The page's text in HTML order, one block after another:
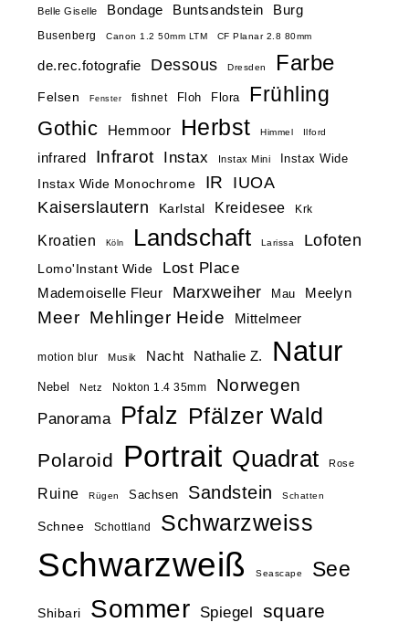
Belle Giselle Bondage Buntsandstein Burg
Busenberg Canon 1.2 50mm LTM CF Planar 2.8 80mm
de.rec.fotografie Dessous Dresden Farbe
Felsen Fenster fishnet Floh Flora Frühling
Gothic Hemmoor Herbst Himmel Ilford
infrared Infrarot Instax Instax Mini
Instax Wide
Instax Wide Monochrome
IR
IUOA
Kaiserslautern
Karlstal Kreidesee Krk
Kroatien Köln Landschaft Larissa Lofoten
Lomo'Instant Wide Lost Place
Mademoiselle Fleur Marxweiher Mau Meelyn
Meer Mehlinger Heide Mittelmeer
motion blur Musik Nacht Nathalie Z. Natur
Nebel Netz Nokton 1.4 35mm Norwegen
Panorama Pfalz Pfälzer Wald
Polaroid Portrait Quadrat Rose
Ruine Rügen Sachsen Sandstein Schatten
Schnee Schottland Schwarzweiss
Schwarzweiß Seascape See
Shibari Sommer Spiegel square